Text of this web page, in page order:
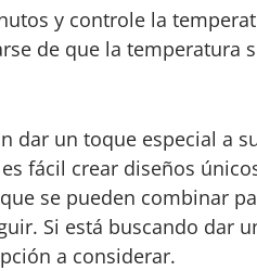
y controle la
de que la temperatura
dar un toque especial a
fácil crear diseños
se pueden combinar
Si está buscando dar
a considerar.